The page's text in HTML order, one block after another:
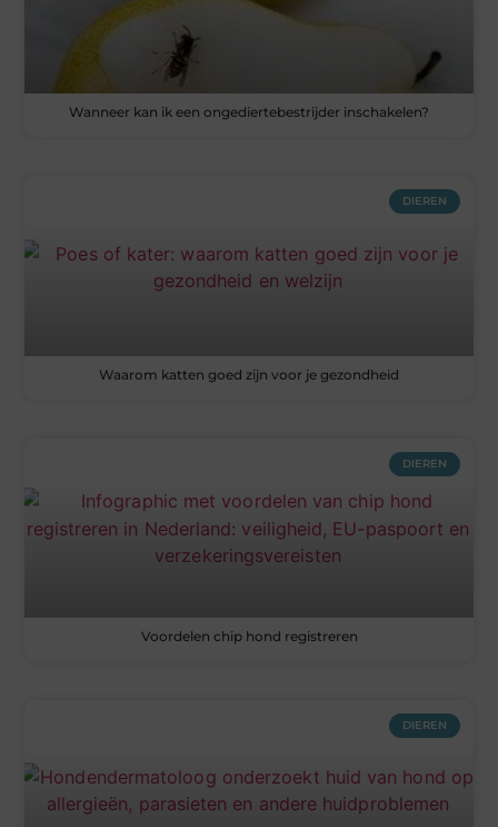
Wanneer kan ik een ongediertebestrijder inschakelen?
DIEREN
Waarom katten goed zijn voor je gezondheid
DIEREN
Voordelen chip hond registreren
DIEREN